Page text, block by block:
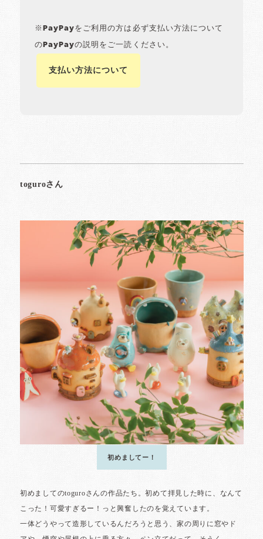
※PayPayをご利用の方は必ず支払い方法について
のPayPayの説明をご一読ください。
支払い方法について